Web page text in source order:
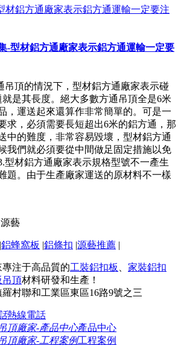
-型材鋁方通廠家表示鋁方通運輸一定要
吊頂的情況下，型材鋁方通廠家表示碰
是其長度。絕大多數方通吊頂全是6米
，運送起來還算作非常簡單的。可是一
求，必須需要長短超出6米的鋁方通，那
中的難度，非常容易毀壞，型材鋁方通
我們就必須要從中間做足固定措施以免
型材鋁方通廠家表示規格型號不一產生
題。由于生產廠家運送的原材料不一樣
|鋁蜂窩板 |鋁條扣 |源藝推薦 |
注于高品質的工裝鋁扣板
家裝鋁扣
吊頂材料研發和生產！
村聯和工業區東區16路9號之三
熱線電話
產品中心
工程案例